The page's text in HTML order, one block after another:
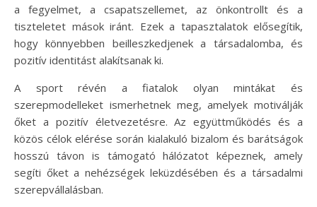
a fegyelmet, a csapatszellemet, az önkontrollt és a
tiszteletet mások iránt. Ezek a tapasztalatok elősegítik,
hogy könnyebben beilleszkedjenek a társadalomba, és
pozitív identitást alakítsanak ki.
A sport révén a fiatalok olyan mintákat és
szerepmodelleket ismerhetnek meg, amelyek motiválják
őket a pozitív életvezetésre. Az együttműködés és a
közös célok elérése során kialakuló bizalom és barátságok
hosszú távon is támogató hálózatot képeznek, amely
segíti őket a nehézségek leküzdésében és a társadalmi
szerepvállalásban.